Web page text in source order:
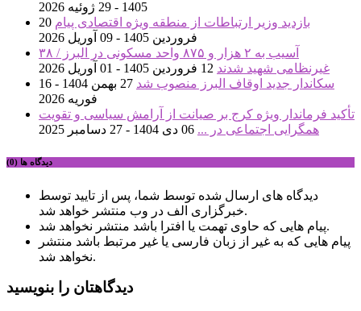
1405 - 29 ژوئیه 2026
بازدید وزیر ارتباطات از منطقه ویژه اقتصادی پیام 20
فروردین 1405 - 09 آوریل 2026
آسیب به ۲ هزار و ۸۷۵ واحد مسکونی در البرز / ۳۸
غیرنظامی شهید شدند 12 فروردین 1405 - 01 آوریل 2026
سکاندار جدید اوقاف البرز منصوب شد
27 بهمن 1404 - 16
فوریه 2026
تأکید فرماندار ویژه کرج بر صیانت از آرامش سیاسی و تقویت
همگرایی اجتماعی در ... 06 دی 1404 - 27 دسامبر 2025
دیدگاه ها (0)
دیدگاه های ارسال شده توسط شما، پس از تایید توسط
خبرگزاری الف در وب منتشر خواهد شد.
پیام هایی که حاوی تهمت یا افترا باشد منتشر نخواهد شد.
پیام هایی که به غیر از زبان فارسی یا غیر مرتبط باشد منتشر
نخواهد شد.
دیدگاهتان را بنویسید